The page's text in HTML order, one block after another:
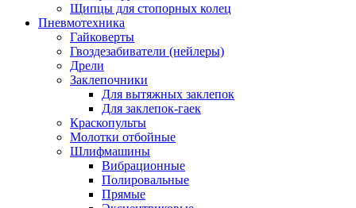
Щипцы для стопорных колец
Пневмотехника
Гайковерты
Гвоздезабиватели (нейлеры)
Дрели
Заклепочники
Для вытяжных заклепок
Для заклепок-гаек
Краскопульты
Молотки отбойные
Шлифмашины
Вибрационные
Полировальные
Прямые